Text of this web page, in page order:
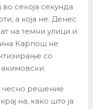
секоја секунда
а која не. Денес
на темни улици и
Карпош не
со
чесно решение
на, како што ја